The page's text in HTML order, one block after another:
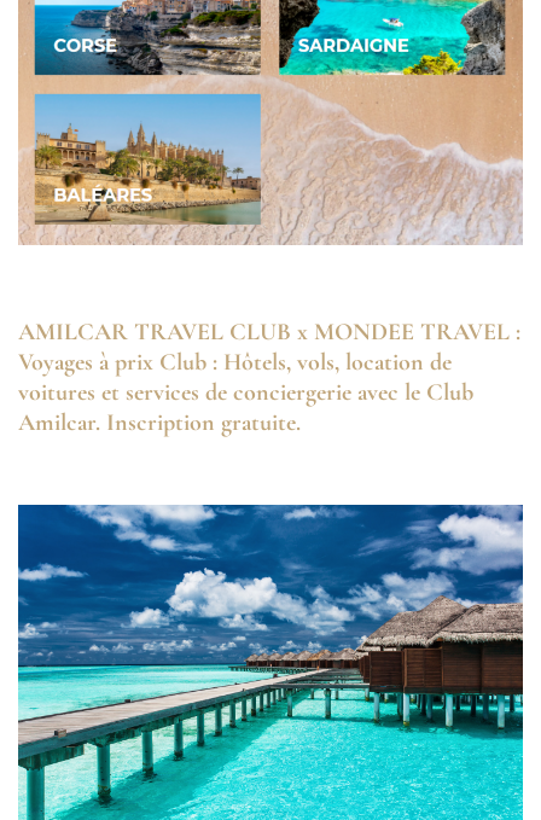
AMILCAR TRAVEL CLUB x MONDEE TRAVEL :
Voyages à prix Club : Hôtels, vols, location de
voitures et services de conciergerie avec le Club
Amilcar. Inscription gratuite.